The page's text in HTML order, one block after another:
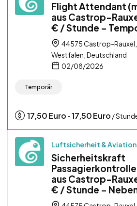
Flight Attendant
aus Castrop-
€ / Stunde –
44575 Castrop-
Westfalen, Deutschland
02/08/2026
Temporär
17,50Euro -17,50Euro /
Luftsicherheit & Aviation
Sicherheitskraft
aus Castrop-
€ / Stunde –